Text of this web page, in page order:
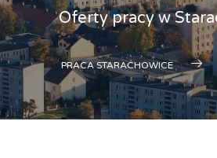
Oferty pracy w
PRACA STARACHOWICE